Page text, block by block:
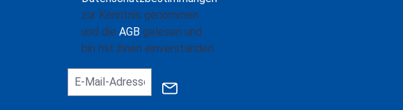
zur Kenntnis genommen
und die AGB gelesen und
bin mit ihnen einverstanden.